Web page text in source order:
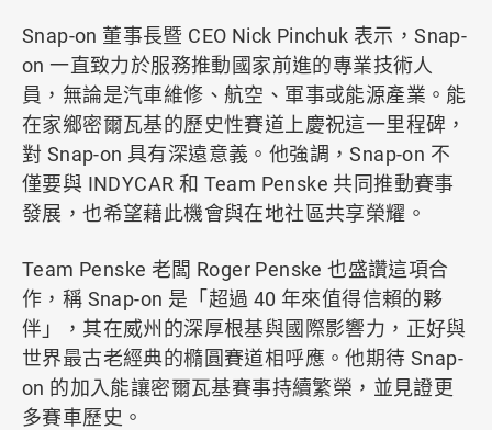
Snap-on 董事長暨 CEO Nick Pinchuk 表示，Snap-
on 一直致力於服務推動國家前進的專業技術人
員，無論是汽車維修、航空、軍事或能源產業。能
在家鄉密爾瓦基的歷史性賽道上慶祝這一里程碑，
對 Snap-on 具有深遠意義。他強調，Snap-on 不
僅要與 INDYCAR 和 Team Penske 共同推動賽事
發展，也希望藉此機會與在地社區共享榮耀。
Team Penske 老闆 Roger Penske 也盛讚這項合
作，稱 Snap-on 是「超過 40 年來值得信賴的夥
伴」，其在威州的深厚根基與國際影響力，正好與
世界最古老經典的橢圓賽道相呼應。他期待 Snap-
on 的加入能讓密爾瓦基賽事持續繁榮，並見證更
多賽車歷史。